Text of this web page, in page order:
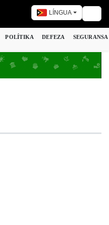
LÍNGUA
POLÍTIKA DEFEZA SEGURANSA